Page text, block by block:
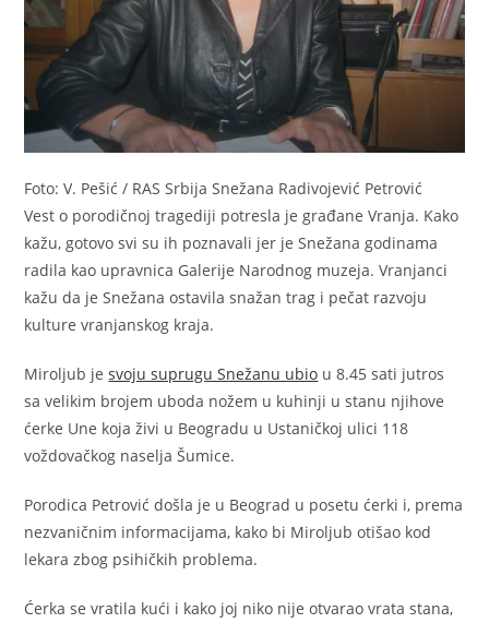
Foto: V. Pešić / RAS Srbija Snežana Radivojević Petrović
Vest o porodičnoj tragediji potresla je građane Vranja. Kako
kažu, gotovo svi su ih poznavali jer je Snežana godinama
radila kao upravnica Galerije Narodnog muzeja. Vranjanci
kažu da je Snežana ostavila snažan trag i pečat razvoju
kulture vranjanskog kraja.
Miroljub jesvoju suprugu Snežanu ubio u 8.45 sati jutros
sa velikim brojem uboda nožem u kuhinji u stanu njihove
ćerke Une koja živi u Beogradu u Ustaničkoj ulici 118
voždovačkog naselja Šumice.
Porodica Petrović došla je u Beograd u posetu ćerki i, prema
nezvaničnim informacijama, kako bi Miroljub otišao kod
lekara zbog psihičkih problema.
Ćerka se vratila kući i kako joj niko nije otvarao vrata stana,